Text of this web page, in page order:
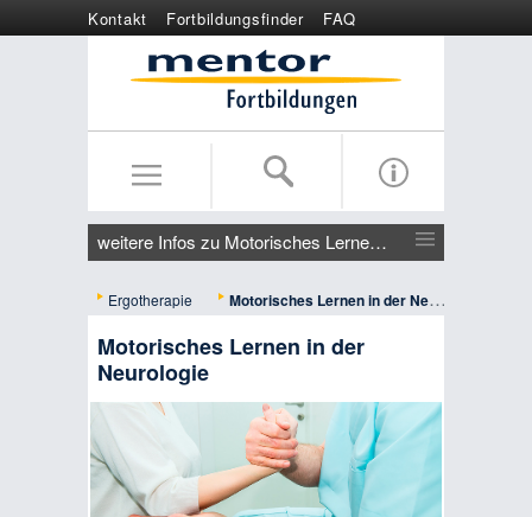
Kontakt Fortbildungsfinder
FAQ
Online anmelden
Wertgutschein
weitere Infos zu Motorisches Lernen in der Neurologie
Ergotherapie Motorisches Lernen in der Neurologie
Motorisches Lernen in der
Neurologie